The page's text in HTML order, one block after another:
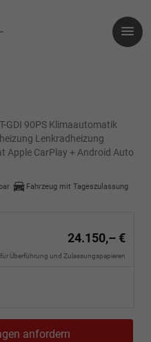
GDI 90PS Klimaautomatik
Lenkradheizung
Apple CarPlay + Android Auto
Fahrzeug mit Tageszulassung
24.150,– €
Überführung und Zulassungspapieren
anfordern